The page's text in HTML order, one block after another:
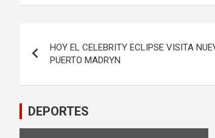
de
entradas
HOY EL CELEBRITY ECLIPSE VISITA
PUERTO MADRYN
DEPORTES